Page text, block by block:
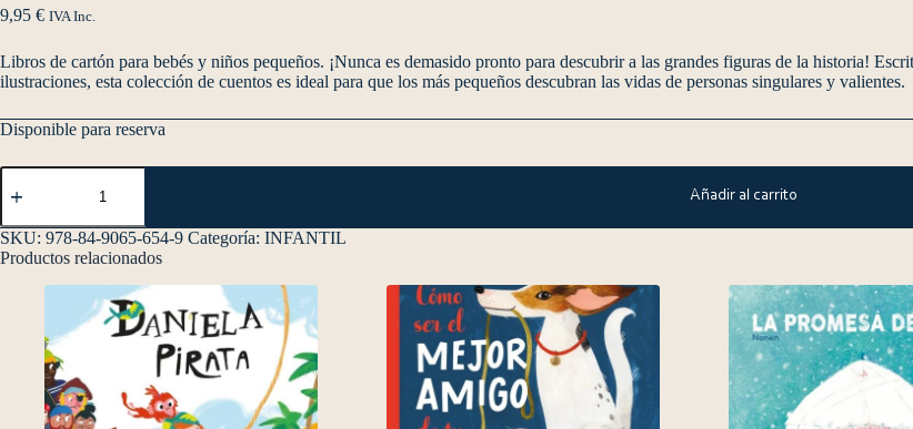
9,95 € IVA Inc.
Libros de cartón para bebés y niños pequeños. ¡Nunca es demasido pronto para descubrir a las grandes figuras de la historia!
ilustraciones, esta colección de cuentos es ideal para que los más pequeños descubran las vidas de personas singulares y valientes.
Disponible para reserva
Añadir al carrito
SKU: 978-84-9065-654-9 Categoría: INFANTIL
Productos relacionados